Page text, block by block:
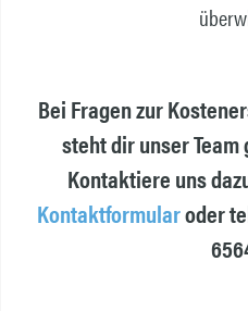
Bei Fragen zur
steht dir unser
Kontaktiere uns
Kontaktformularoder